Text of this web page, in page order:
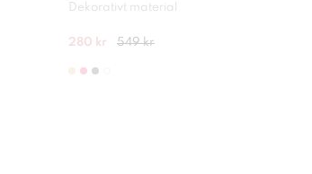
Dekorativt material
280 kr 549 kr